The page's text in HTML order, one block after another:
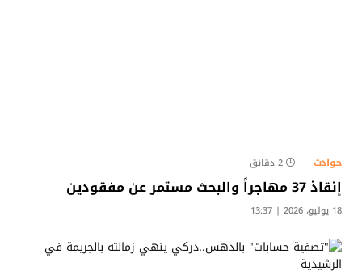
حوادث 2 دقائق
إنقاذ 37 مهاجراً والبحث مستمر عن مفقودين
18 يوليو، 2026 | 13:37